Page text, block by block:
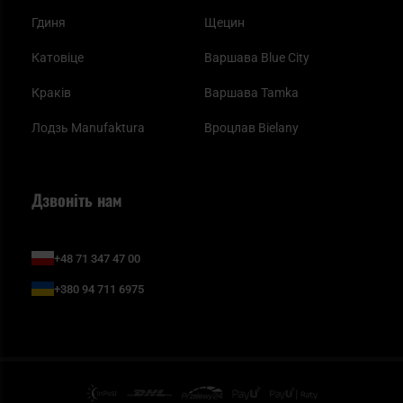
Гдиня
Катовіце
Краків
Лодзь Manufaktura
Щецин
Варшава Blue City
Варшава Tamka
Вроцлав Bielany
Дзвоніть нам
+48 71 347 47 00
+380 94 711 6975